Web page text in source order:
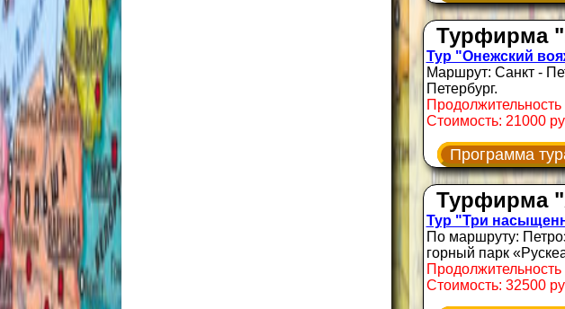
Турфирма
Тур "Онежский
Маршрут: Санкт -
Петербург.
Продолжительность
Стоимость: 21000
Программа
Турфирма
Тур "Три
По маршруту:
горный парк
Продолжительность
Стоимость: 32500